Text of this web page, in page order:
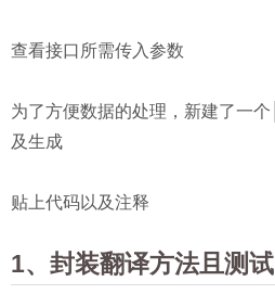
查看接口所需传入参数
为了方便数据的处理，新建了一个
及生成
贴上代码以及注释
1、封装翻译方法且测试